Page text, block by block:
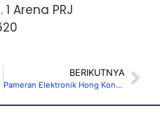
Arena PRJ
BERIKUTNYA
Pameran Elektronik Hong Kong (Edisi Musim Semi) 2023